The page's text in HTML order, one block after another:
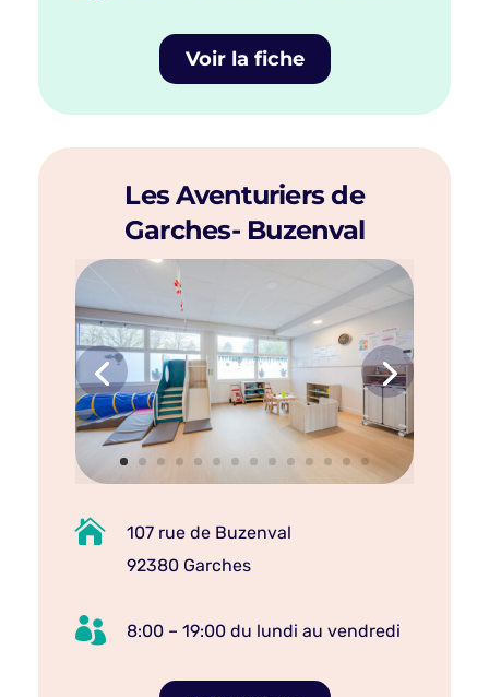
Voir la fiche
Les Aventuriers de
Garches- Buzenval

107 rue de Buzenval
92380 Garches
 8:00 – 19:00 du lundi au vendredi